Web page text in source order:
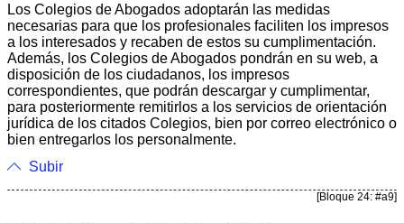
Los Colegios de Abogados adoptarán las medidas
necesarias para que los profesionales faciliten los impresos
a los interesados y recaben de estos su cumplimentación.
Además, los Colegios de Abogados pondrán en su web, a
disposición de los ciudadanos, los impresos
correspondientes, que podrán descargar y cumplimentar,
para posteriormente remitirlos a los servicios de orientación
jurídica de los citados Colegios, bien por correo electrónico o
bien entregarlos los personalmente.
Subir
[Bloque 24: #a9]